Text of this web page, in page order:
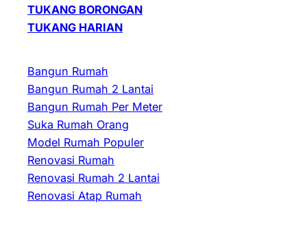
TUKANG BORONGAN
TUKANG HARIAN
Bangun Rumah
Bangun Rumah 2 Lantai
Bangun Rumah Per Meter
Suka Rumah Orang
Model Rumah Populer
Renovasi Rumah
Renovasi Rumah 2 Lantai
Renovasi Atap Rumah